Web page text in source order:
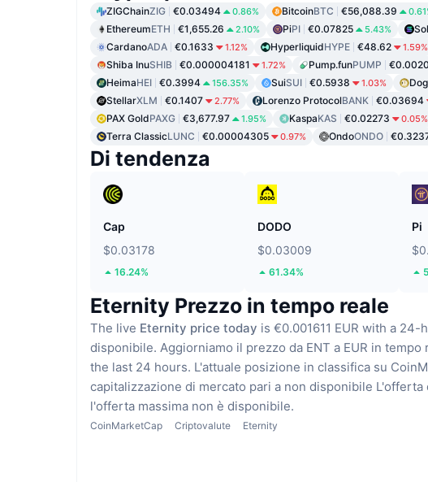
ZIGChainZIG €0.03494 0.86% BitcoinBTC €56,088.39
EthereumETH €1,655.26 2.10% PiPI €0.07825 5.43%
CardanoADA €0.1633 1.12% HyperliquidHYPE €48.62 1.59%
Shiba InuSHIB €0.000004181 1.72% Pump.funPUMP
HeimaHEI €0.3994 156.35% SuiSUI €0.5938 1.03%
StellarXLM €0.1407 2.77% Lorenzo ProtocolBANK €0.03694
PAX GoldPAXG €3,677.97 1.95% KaspaKAS €0.02273 0.05%
Terra ClassicLUNC €0.00004305 0.97% OndoONDO
Di tendenza
Cap
$0.03178
16.24%
DODO
$0.03009
61.34%
Pi
Eternity Prezzo in tempo reale
The live Eternity price today is €0.001611 EUR with a
disponibile. Aggiorniamo il prezzo da ENT a EUR in tempo
the last 24 hours. L'attuale posizione in classifica su
capitalizzazione di mercato pari a non disponibile L'offerta
l'offerta massima non è disponibile.
CoinMarketCap Criptovalute Eternity